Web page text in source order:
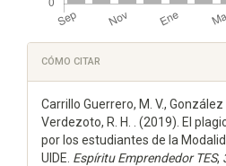
Detalles
del
artículo
CÓMO CITAR
Carrillo Guerrero, M. V., González
Verdezoto, R. H. . (2019). El
por los estudiantes de la
UIDE. Espí­ritu Emprendedor TES,